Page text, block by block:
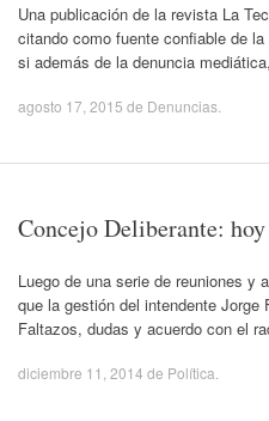
Una publicación de la revista La
citando como fuente confiable de
si además de la denuncia
agosto 17, 2015 de Denuncias
Concejo Deliberante:
Luego de una serie de reuniones y
que la gestión del intendente Jorge
Faltazos, dudas y acuerdo con el
diciembre 11, 2014 de Política